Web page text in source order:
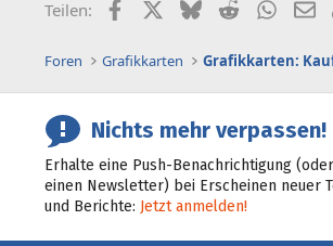
Teilen: FacebookX (Twitter)
BlueskyReddit E-
Foren Grafikkarten Grafikkarten:
Nichts mehr verpassen!
Erhalte eine Push-Benachrichtigung (oder
einen Newsletter) bei Erscheinen neuer
und Berichte: Jetzt anmelden!